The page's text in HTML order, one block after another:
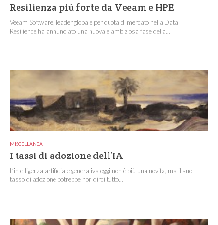
Resilienza più forte da Veeam e HPE
Veeam Software, leader globale per quota di mercato nella Data
Resilience,ha annunciato una nuova e ambiziosa fase della...
MISCELLANEA
I tassi di adozione dell’IA
L’intelligenza artificiale generativa oggi non è più una novità, ma il suo
tasso di adozione potrebbe non dirci tutto...